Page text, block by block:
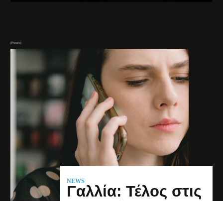
(Pexels)
NEWS
Γαλλία: Τέλος στις